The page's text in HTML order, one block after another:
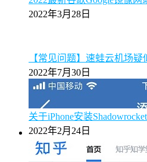
2022年3月28日
【常见问题】速蛙云机场疑
2022年7月30日
关于iPhone安装
2022年2月24日